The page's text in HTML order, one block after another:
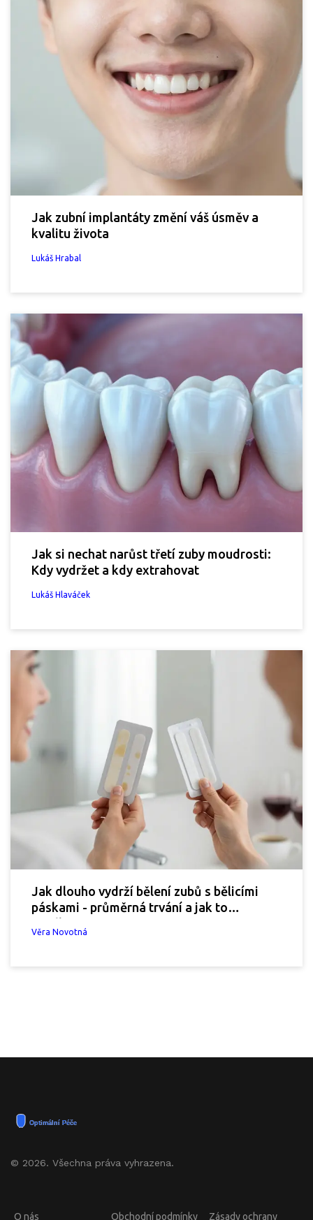
Jak zubní implantáty změní váš úsměv a
kvalitu života
Lukáš Hrabal
Jak si nechat narůst třetí zuby moudrosti:
Kdy vydržet a kdy extrahovat
Lukáš Hlaváček
Jak dlouho vydrží bělení zubů s bělicími
páskami - průměrná trvání a jak to
prodloužit
Věra Novotná
© 2026. Všechna práva vyhrazena.
O nás Obchodní podmínky Zásady ochrany